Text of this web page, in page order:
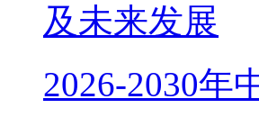
及未来发展
2026-2030年